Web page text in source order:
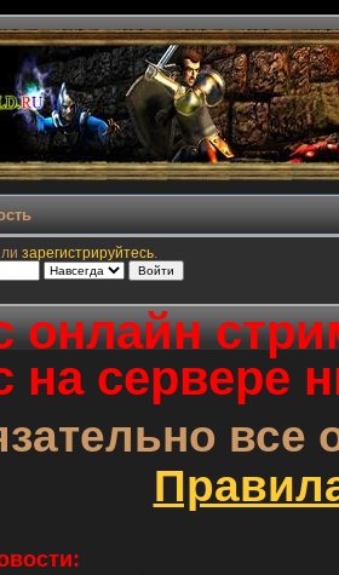
зарегистрируйтесь.
онлайн
на сервере
все